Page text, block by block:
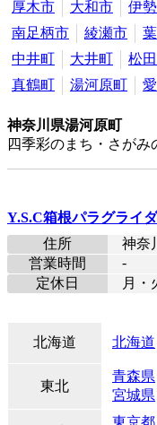
厚木市
大和市 伊
南足柄市
綾瀬市
中井町
大井町 松
真鶴町
湯河原町
神奈川県湯河原町
四季彩のまち・さが
Y.S.C箱根パラグライ
住所
神奈
営業時間
-
定休日
月・
北海道 北海道
東北
青森県
宮城県